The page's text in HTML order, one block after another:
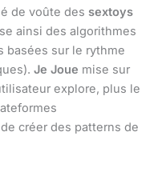
de voûte des sextoys
ainsi des algorithmes
basées sur le rythme
Je Joue mise sur
explore, plus le
créer des patterns de